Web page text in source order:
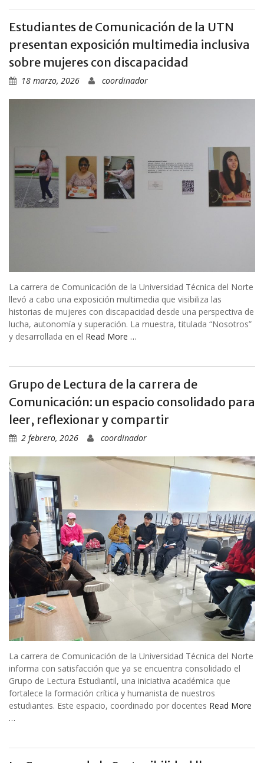
Estudiantes de Comunicación de la UTN
presentan exposición multimedia inclusiva
sobre mujeres con discapacidad
18 marzo, 2026 coordinador
La carrera de Comunicación de la Universidad Técnica del Norte
llevó a cabo una exposición multimedia que visibiliza las
historias de mujeres con discapacidad desde una perspectiva de
lucha, autonomía y superación. La muestra, titulada “Nosotros”
y desarrollada en el Read More …
Grupo de Lectura de la carrera de
Comunicación: un espacio consolidado para
leer, reflexionar y compartir
2 febrero, 2026 coordinador
La carrera de Comunicación de la Universidad Técnica del Norte
informa con satisfacción que ya se encuentra consolidado el
Grupo de Lectura Estudiantil, una iniciativa académica que
fortalece la formación crítica y humanista de nuestros
estudiantes. Este espacio, coordinado por docentes Read More
…